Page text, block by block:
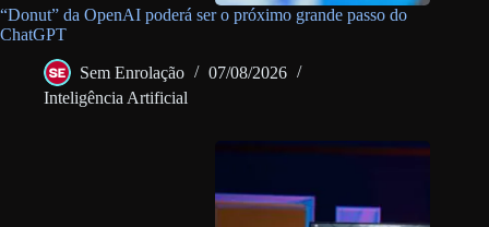
“Donut” da OpenAI poderá ser o próximo grande passo do
ChatGPT
Sem Enrolação
07/08/2026
Inteligência Artificial